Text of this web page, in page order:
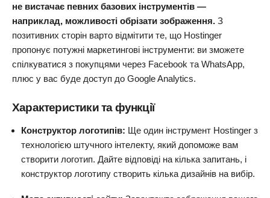
не вистачає певних базових інструментів —
наприклад, можливості обрізати зображення. З
позитивних сторін варто відмітити те, що Hostinger
пропонує потужні маркетингові інструменти: ви зможете
спілкуватися з покупцями через Facebook та WhatsApp,
плюс у вас буде доступ до Google Analytics.
Характеристики та функції
Конструктор логотипів: Ще один інструмент Hostinger з
технологією штучного інтелекту, який допоможе вам
створити логотип. Дайте відповіді на кілька запитань, і
конструктор логотипу створить кілька дизайнів на вибір.